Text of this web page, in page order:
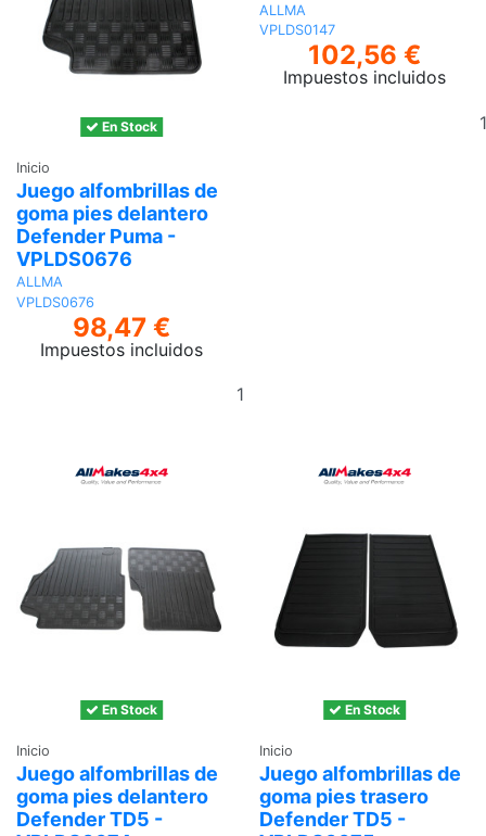
En Stock
Inicio
Juego alfombrillas de
goma pies delantero
Defender Puma -
VPLDS0676
ALLMA
VPLDS0676
98,47 €
Impuestos incluidos
ALLMA
VPLDS0147
102,56 €
Impuestos incluidos
En Stock
Inicio
Juego alfombrillas de
goma pies delantero
Defender TD5 -
En Stock
Inicio
Juego alfombrillas de
goma pies trasero
Defender TD5 -